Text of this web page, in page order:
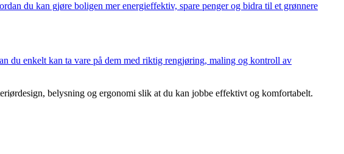
du kan gjøre boligen mer energieffektiv, spare penger og bidra til et grønnere
du enkelt kan ta vare på dem med riktig rengjøring, maling og kontroll av
belysning og ergonomi slik at du kan jobbe effektivt og komfortabelt.